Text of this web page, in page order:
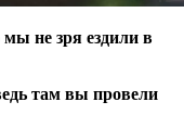
не зря ездили в
там вы провели